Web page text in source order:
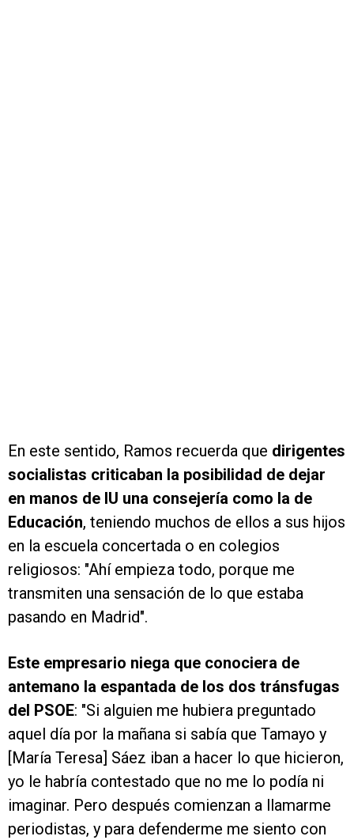
En este sentido, Ramos recuerda que dirigentes
socialistas criticaban la posibilidad de dejar
en manos de IU una consejería como la de
Educación, teniendo muchos de ellos a sus hijos
en la escuela concertada o en colegios
religiosos: "Ahí empieza todo, porque me
transmiten una sensación de lo que estaba
pasando en Madrid".
Este empresario niega que conociera de
antemano la espantada de los dos tránsfugas
del PSOE: "Si alguien me hubiera preguntado
aquel día por la mañana si sabía que Tamayo y
[María Teresa] Sáez iban a hacer lo que hicieron,
yo le habría contestado que no me lo podía ni
imaginar. Pero después comienzan a llamarme
periodistas, y para defenderme me siento con